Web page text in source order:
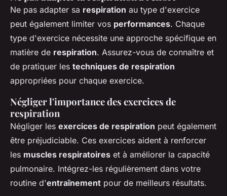
Ne pas adapter sa respiration au type d'exercice
peut également limiter vos performances. Chaque
type d'exercice nécessite une approche spécifique en
matière de respiration. Assurez-vous de connaître et
de pratiquer les techniques de respiration
appropriées pour chaque exercice.
Négliger l'importance des exercices de
respiration
Négliger les exercices de respiration peut également
être préjudiciable. Ces exercices aident à renforcer
les muscles respiratoires et à améliorer la capacité
pulmonaire. Intégrez-les régulièrement dans votre
routine d'entraînement pour de meilleurs résultats.